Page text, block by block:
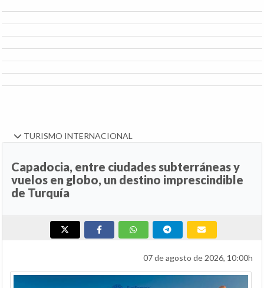
TURISMO INTERNACIONAL
Capadocia, entre ciudades subterráneas y
vuelos en globo, un destino imprescindible
de Turquía
07 de agosto de 2026, 10:00h